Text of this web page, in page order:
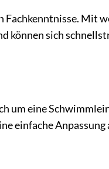
Mit
können sich
um eine
einfache